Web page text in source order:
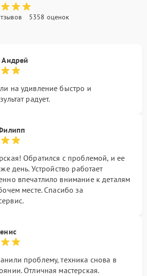
5358 оценок
Андрей
на удивление быстро и
радует.
Обратился с проблемой, и ее
день. Устройство работает
впечатлило внимание к деталям
месте. Спасибо за
проблему, техника снова в
Отличная мастерская.